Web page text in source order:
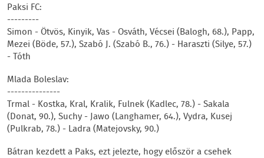
Paksi FC:
---------
Simon - Ötvös, Kinyik, Vas - Osváth, Vécsei (Balogh, 68.), Papp,
Mezei (Böde, 57.), Szabó J. (Szabó B., 76.) - Haraszti (Silye, 57.)
- Tóth
Mlada Boleslav:
---------------
Trmal - Kostka, Kral, Kralik, Fulnek (Kadlec, 78.) - Sakala
(Donat, 90.), Suchy - Jawo (Langhamer, 64.), Vydra, Kusej
(Pulkrab, 78.) - Ladra (Matejovsky, 90.)
Bátran kezdett a Paks, ezt jelezte, hogy először a csehek